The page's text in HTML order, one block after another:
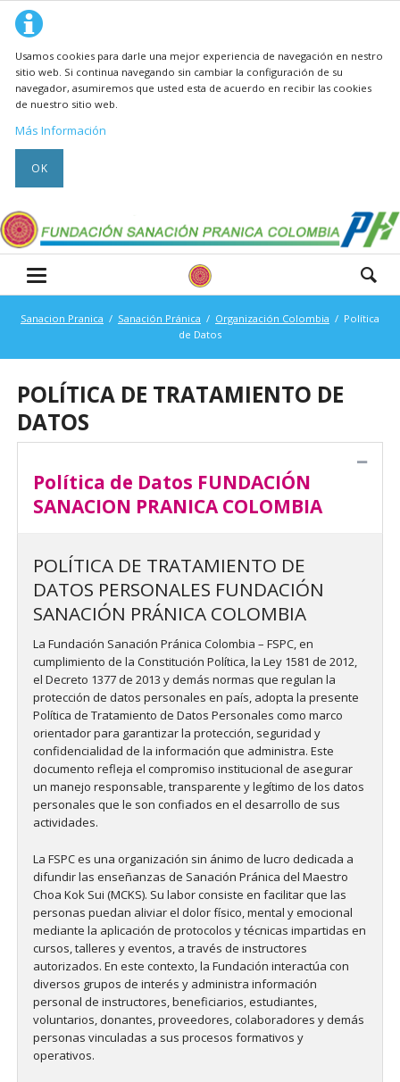
Usamos cookies para darle una mejor experiencia de navegación en nestro
sitio web. Si continua navegando sin cambiar la configuración de su
navegador, asumiremos que usted esta de acuerdo en recibir las cookies
de nuestro sitio web.
Más Información
OK
Sanacion Pranica Sanación Pránica Organización Colombia
Política
de Datos
POLÍTICA DE TRATAMIENTO DE
DATOS
Política de Datos FUNDACIÓN
SANACION PRANICA COLOMBIA
POLÍTICA DE TRATAMIENTO DE
DATOS PERSONALES FUNDACIÓN
SANACIÓN PRÁNICA COLOMBIA
La Fundación Sanación Pránica Colombia – FSPC, en
cumplimiento de la Constitución Política, la Ley 1581 de 2012,
el Decreto 1377 de 2013 y demás normas que regulan la
protección de datos personales en país, adopta la presente
Política de Tratamiento de Datos Personales como marco
orientador para garantizar la protección, seguridad y
confidencialidad de la información que administra. Este
documento refleja el compromiso institucional de asegurar
un manejo responsable, transparente y legítimo de los datos
personales que le son confiados en el desarrollo de sus
actividades.
La FSPC es una organización sin ánimo de lucro dedicada a
difundir las enseñanzas de Sanación Pránica del Maestro
Choa Kok Sui (MCKS). Su labor consiste en facilitar que las
personas puedan aliviar el dolor físico, mental y emocional
mediante la aplicación de protocolos y técnicas impartidas en
cursos, talleres y eventos, a través de instructores
autorizados. En este contexto, la Fundación interactúa con
diversos grupos de interés y administra información
personal de instructores, beneficiarios, estudiantes,
voluntarios, donantes, proveedores, colaboradores y demás
personas vinculadas a sus procesos formativos y
operativos.